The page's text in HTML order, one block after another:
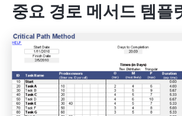
중요 경로 메서드 템플